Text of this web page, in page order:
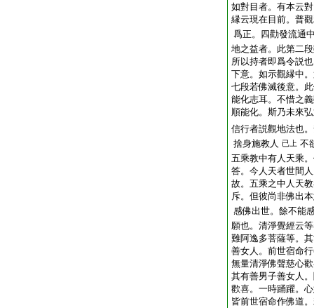
如對目者。有本云
縁云現在目前。普
爲正。四勸發流通
地之益者。此第二
所以持者即爲令説
下意。如示觀縁中
七段若佛滅後意。
能化志耳。不惜之
順能化。斯乃未來
信行者説觀地法也
捨身施教人 已上 不
五乘教中有人天乘
答。今人天者世間
故。五乘之中人天
斥。但彼尚非佛出
感佛出世。餘不能
願也。清淨覺經云
難阿逸多菩薩等。
善女人。前世宿命
無量清淨佛聲慈心
其有善男子善女人
歡喜。一時踊躍。
皆前世宿命作佛道